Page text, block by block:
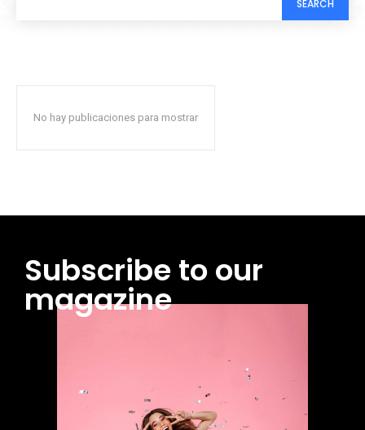
SEARCH
No hay publicaciones para mostrar
Subscribe to our
magazine